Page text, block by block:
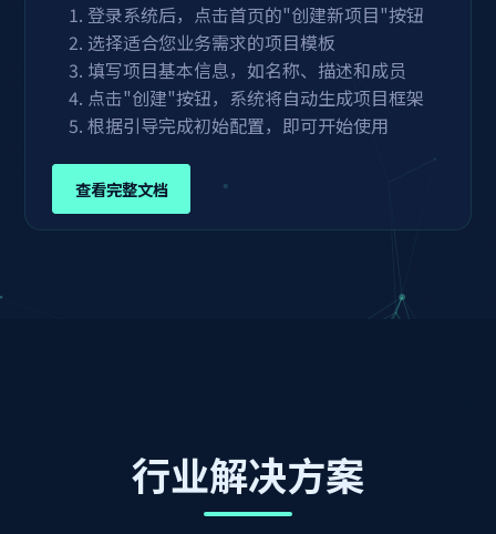
登录系统后，点击首页的"创建新项目"按钮
选择适合您业务需求的项目模板
填写项目基本信息，如名称、描述和成员
点击"创建"按钮，系统将自动生成项目框架
根据引导完成初始配置，即可开始使用
查看完整文档
行业解决方案